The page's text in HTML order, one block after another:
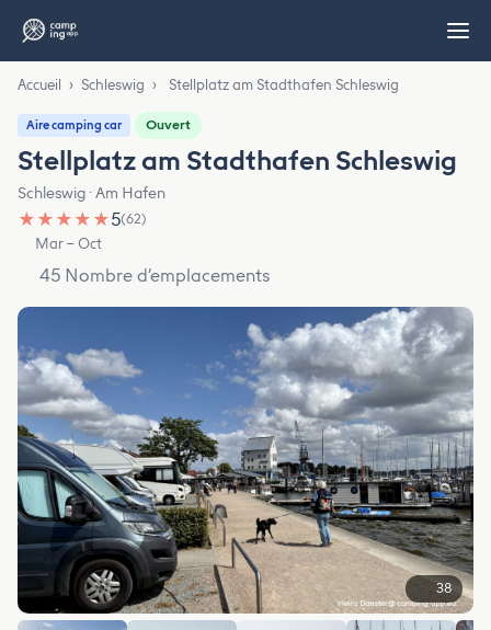
Accueil › Schleswig › Stellplatz am Stadthafen Schleswig
Aire camping car Ouvert
Stellplatz am Stadthafen Schleswig
Schleswig · Am Hafen
★ ★ ★ ★ ★5(62)
Mar – Oct
45 Nombre d’emplacements
38